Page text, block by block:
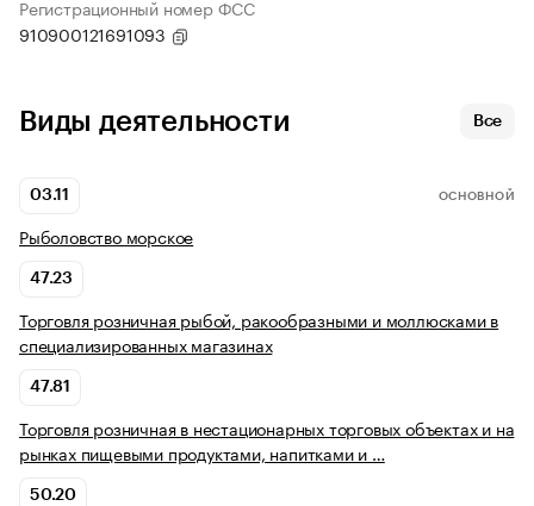
Регистрационный номер ФСС
910900121691093
Виды деятельности Все
03.11 ОСНОВНОЙ
Рыболовство морское
47.23
Торговля розничная рыбой, ракообразными и моллюсками в
специализированных магазинах
47.81
Торговля розничная в нестационарных торговых объектах и на
рынках пищевыми продуктами, напитками и …
50.20